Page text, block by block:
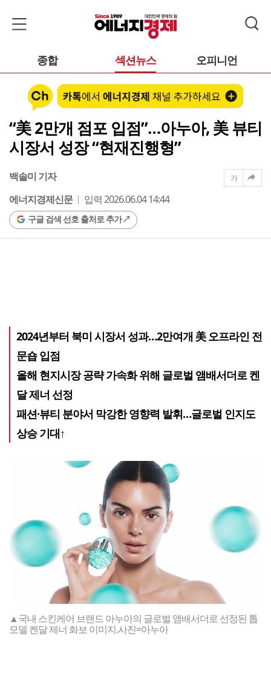
종합 섹션뉴스 오피니언
“美 2만개 점포 입점”…아누아, 美 뷰티
시장서 성장 “현재진행형”
백솔미 기자
에너지경제신문
입력 2026.06.04 14:44
구글 검색 선호 출처로 추가
가
2024년부터 북미 시장서 성과…2만여개 美 오프라인 전
문숍 입점
올해 현지시장 공략 가속화 위해 글로벌 앰배서더로 켄
달 제너 선정
패션·뷰티 분야서 막강한 영향력 발휘…글로벌 인지도
상승 기대↑
▲국내 스킨케어 브랜드 아누아의 글로벌 앰배서더로 선정된 톱
모델 켄달 제너 화보 이미지.사진=아누아